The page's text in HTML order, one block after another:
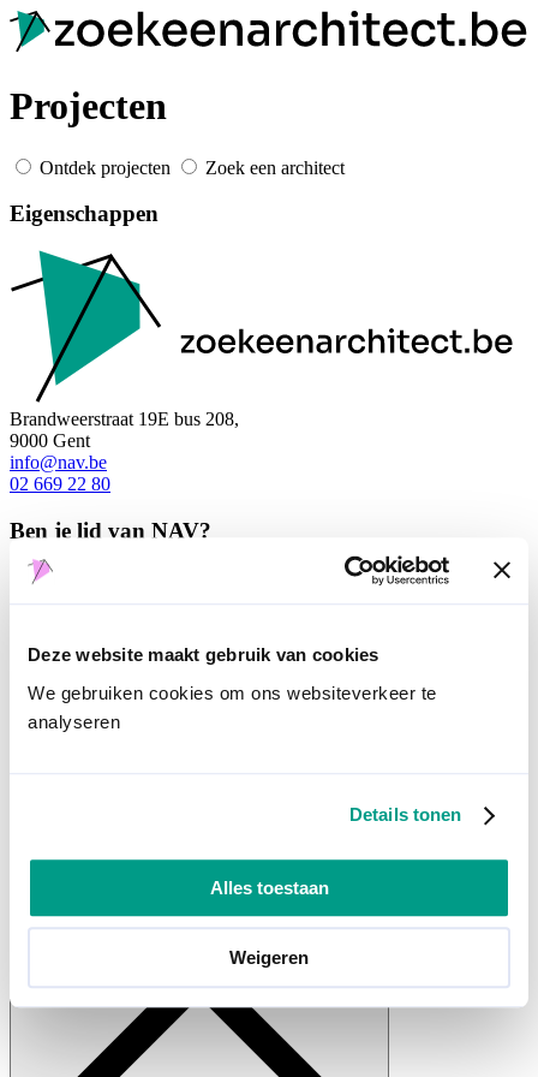
Deze website maakt gebruik van cookies
We gebruiken cookies om ons websiteverkeer te
analyseren
Details tonen
Alles toestaan
Weigeren
Projecten
Ontdek projecten Zoek een architect
Eigenschappen
Brandweerstraat 19E bus 208,
9000 Gent
info@nav.be
02 669 22 80
Ben je lid van NAV?
, dan kan je projecten toevoegen.
Ben jearchitectennog geen lid van nav? Word NAV-lid
© 2026 NAV vzw